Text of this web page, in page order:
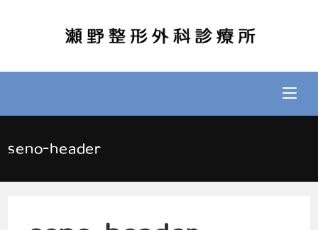
seno-header